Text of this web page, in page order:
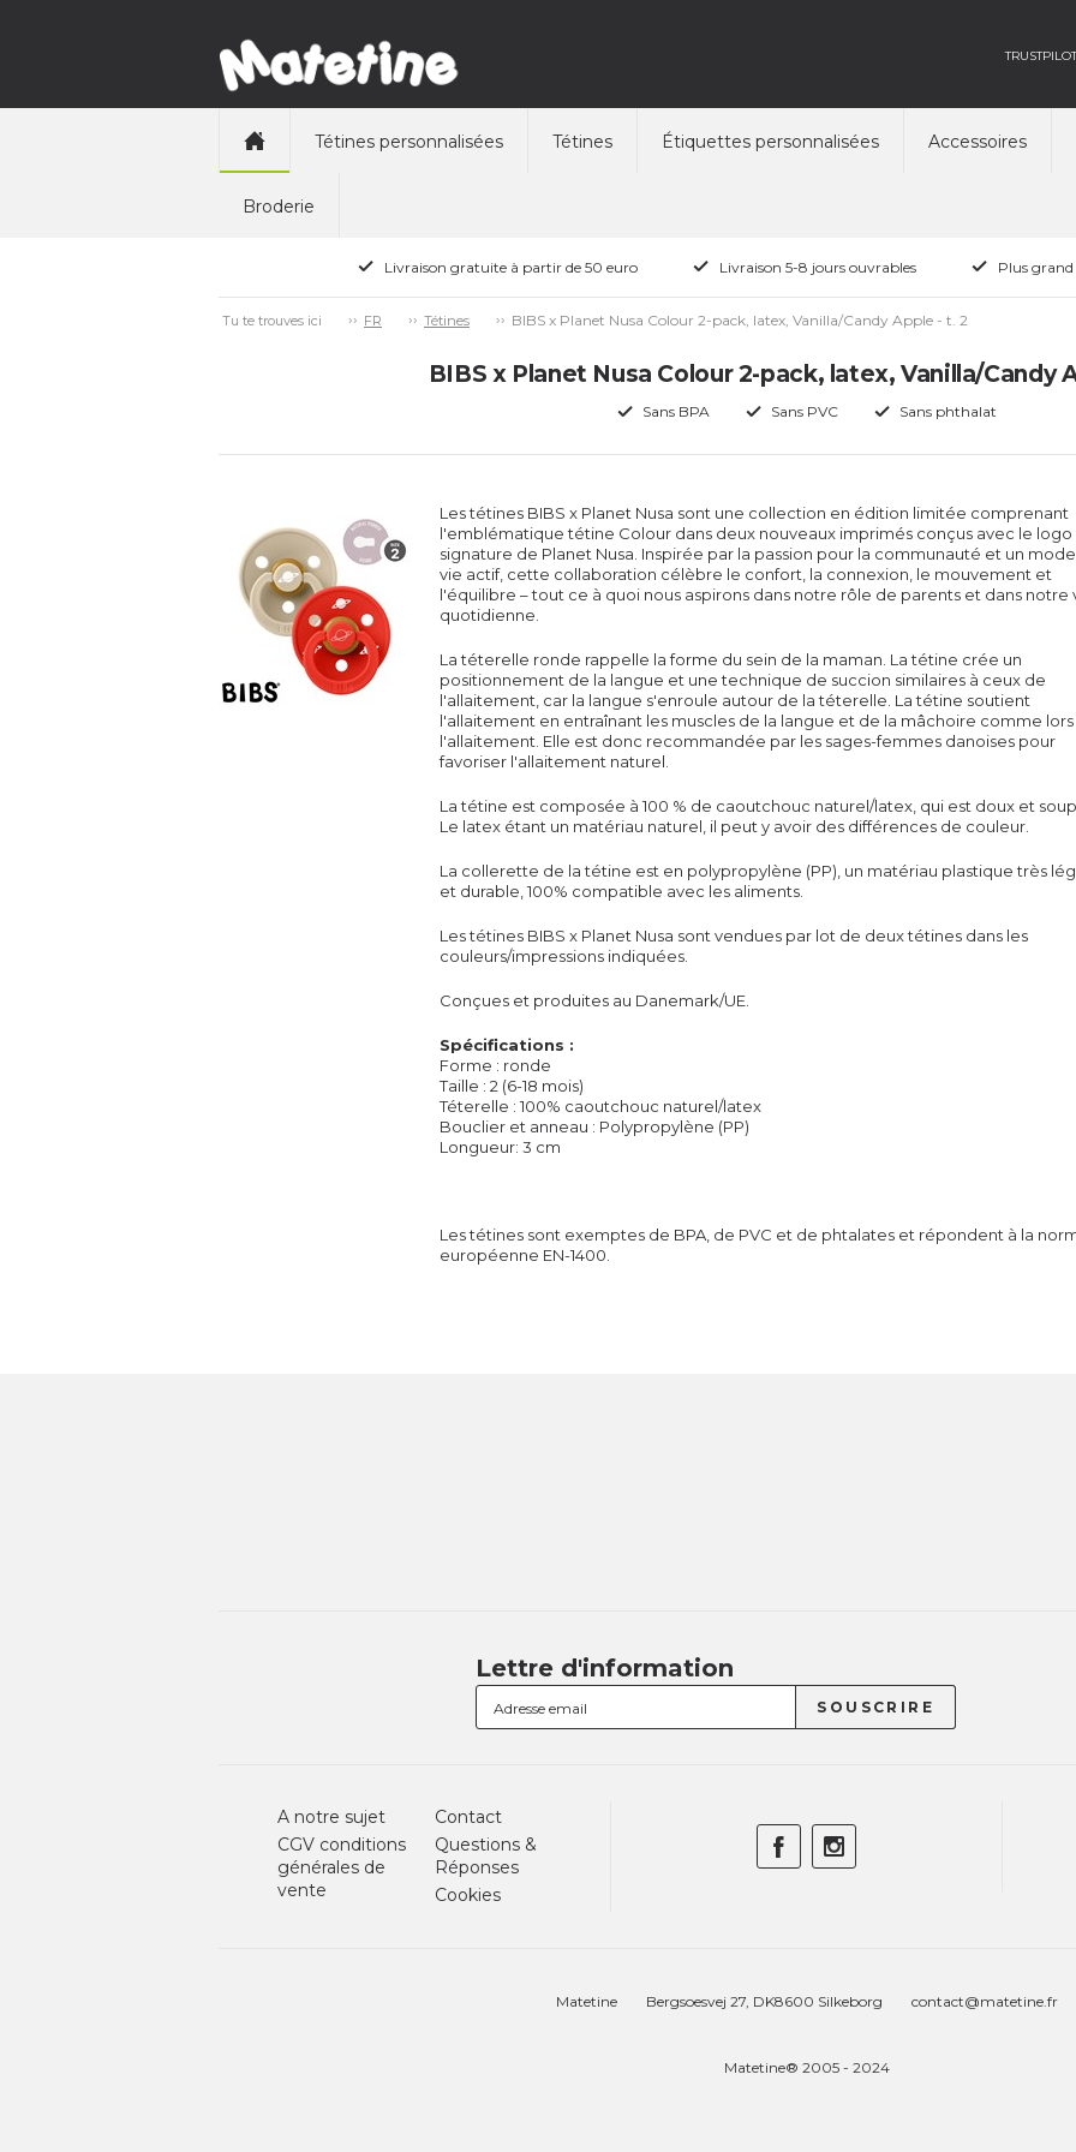
TRUSTPILOT
Tétines personnalisées Tétines Étiquettes personnalisées Accessoires
Broderie
Livraison gratuite à partir de 50 euro Livraison 5-8 jours ouvrables Plus
Tu te trouves ici FR Tétines BIBS x Planet Nusa Colour 2-pack, latex, Vanilla/Candy Apple - t. 2
BIBS x Planet Nusa Colour 2-pack, latex, Vanilla/Candy
Sans BPA Sans PVC Sans phthalat
Les tétines BIBS x Planet Nusa sont une collection en édition limitée comprenant
l'emblématique tétine Colour dans deux nouveaux imprimés conçus avec le logo
signature de Planet Nusa. Inspirée par la passion pour la communauté et un
vie actif, cette collaboration célèbre le confort, la connexion, le mouvement et
l'équilibre – tout ce à quoi nous aspirons dans notre rôle de parents et dans notre
quotidienne.
La téterelle ronde rappelle la forme du sein de la maman. La tétine crée un
positionnement de la langue et une technique de succion similaires à ceux de
l'allaitement, car la langue s'enroule autour de la téterelle . Latétine soutient
l'allaitement en entraînant les muscles de la langue et de la mâchoire comme
l'allaitement. Elle est donc recommandée par les sages-femmes danoises pour
favoriser l'allaitement naturel.
La tétine est composée à 100 % de caoutchouc naturel/latex, qui est doux et
Le latex étant un matériau naturel, il peut y avoir des différences de couleur.
La collerette de la tétine est en polypropylène (PP), un matériau plastique très
et durable, 100% compatible avec les aliments.
LestétinesBIBS x Planet Nusa sont vendues par lot de deuxtétinesdans les
couleurs/impressions indiquées.
Conçues et produites au Danemark/UE.
Spécifications :
Forme : ronde
Taille : 2 (6-18 mois)
Téterelle : 100% caoutchouc naturel/latex
Bouclier et anneau : Polypropylène (PP)
L ongueur: 3 cm
Lestétinessont exemptes de BPA, de PVC et de phtalates et répondent à la
européenne EN-1400.
Lettre d'information
A notre sujet
CGV conditions
générales de
vente
Contact
Questions &
Réponses
Cookies
Matetine Bergsoesvej 27, DK8600 Silkeborg contact@matetine.fr
Matetine® 2005 - 2024